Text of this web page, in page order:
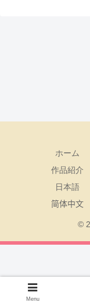
ホーム
作品紹介
日本語
简体中文
©
Menu